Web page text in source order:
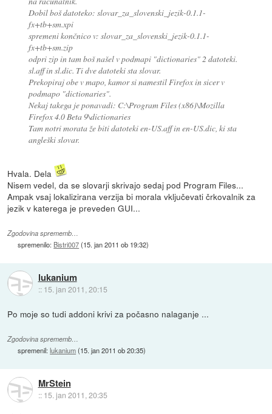
Dobil boš datoteko: slovar_za_slovenski_jezik-0.1.1-
fx+tb+sm.xpi
spremeni končnico v: slovar_za_slovenski_jezik-0.1.1-
fx+tb+sm.zip
odpri zip in tam boš našel v podmapi "dictionaries" 2 datoteki.
sl.aff in sl.dic. Ti dve datoteki sta slovar.
Prekopiraj obe v mapo, kamor si namestil Firefox in sicer v
podmapo "dictionaries".
Nekaj takega je ponavadi: C:\Program Files (x86)\Mozilla
Firefox 4.0 Beta 9\dictionaries
Tam notri morata že biti datoteki en-US.aff in en-US.dic, ki sta
angleški slovar.
Hvala. Dela
Nisem vedel, da se slovarji skrivajo sedaj pod Program Files...
Ampak vsaj lokalizirana verzija bi morala vključevati črkovalnik za
jezik v katerega je preveden GUI...
Zgodovina sprememb…
spremenilo: Bistri007(15. jan 2011 ob 19:32)
lukanium
:: 15. jan 2011, 20:15
Po moje so tudi addoni krivi za počasno nalaganje ...
Zgodovina sprememb…
spremenil:lukanium(15. jan 2011 ob 20:35)
MrStein
:: 15. jan 2011, 20:35